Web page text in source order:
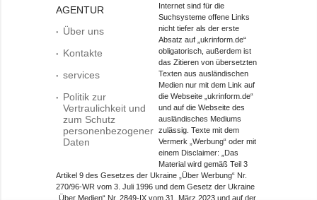
AGENTUR
Über uns
Kontakte
services
Politik zur
Vertraulichkeit und
zum Schutz
personenbezogener
Daten
Internet sind für die
Suchsysteme offene Links
nicht tiefer als der erste
Absatz auf „ukrinform.de“
obligatorisch, außerdem ist
das Zitieren von übersetzten
Texten aus ausländischen
Medien nur mit dem Link auf
die Webseite „ukrinform.de“
und auf die Webseite des
ausländisches Mediums
zulässig. Texte mit dem
Vermerk „Werbung“ oder mit
einem Disclaimer: „Das
Material wird gemäß Teil 3
Artikel 9 des Gesetzes der Ukraine „Über Werbung“ Nr.
270/96-WR vom 3. Juli 1996 und dem Gesetz der Ukraine
„Über Medien“ Nr. 2849-IX vom 31. März 2023 und auf der